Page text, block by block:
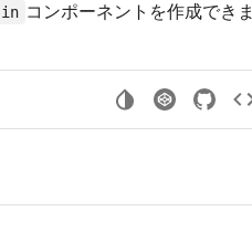
in コンポーネントを作成できま